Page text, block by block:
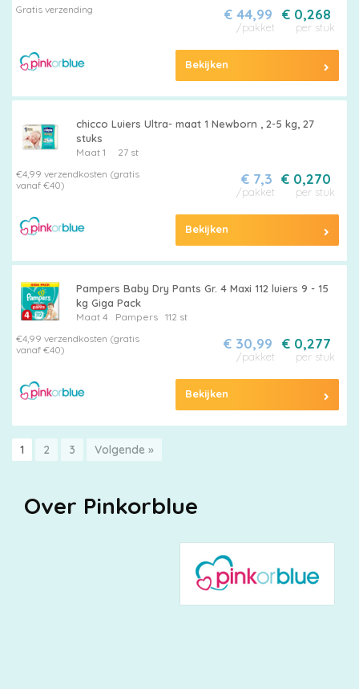
Gratis verzending € 0,268
per stuk
€ 44,99
/pakket
Bekijken
chicco Luiers Ultra- maat 1 Newborn , 2-5 kg, 27
stuks
Maat 1
27 st
€4,99 verzendkosten (gratis
vanaf €40)
€ 0,270
per stuk
€ 7,3
/pakket
Bekijken
Pampers Baby Dry Pants Gr. 4 Maxi 112 luiers 9 - 15
kg Giga Pack
Maat 4 Pampers
112 st
€4,99 verzendkosten (gratis
vanaf €40)
€ 0,277
per stuk
€ 30,99
/pakket
Bekijken
1 2 3 Volgende »
Over Pinkorblue